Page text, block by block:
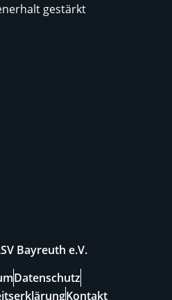
gestärkt
Bayreuth e.V.
Datenschutz
Kontakt